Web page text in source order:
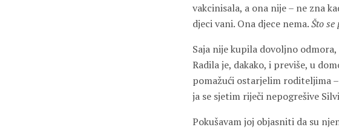
vakcinisala, a ona nije – ne zna
djeci vani. Ona djece nema.Što
Saja nije kupila dovoljno
Radila je, dakako, i previše, u
pomažući ostarjelim roditeljima
ja se sjetim riječi nepogrešive
Pokušavam joj objasniti da su